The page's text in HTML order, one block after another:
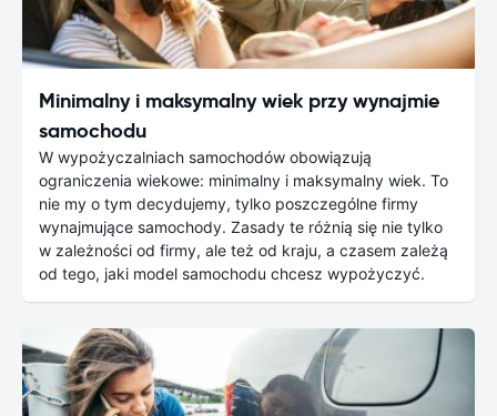
Minimalny i maksymalny wiek przy wynajmie
samochodu
W wypożyczalniach samochodów obowiązują
ograniczenia wiekowe: minimalny i maksymalny wiek. To
nie my o tym decydujemy, tylko poszczególne firmy
wynajmujące samochody. Zasady te różnią się nie tylko
w zależności od firmy, ale też od kraju, a czasem zależą
od tego, jaki model samochodu chcesz wypożyczyć.